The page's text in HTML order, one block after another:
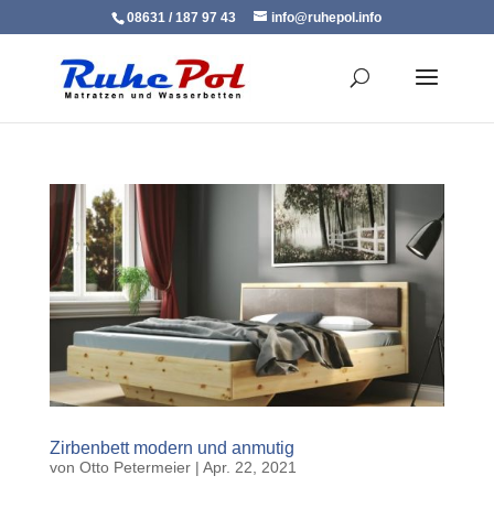
08631 / 187 97 43 info@ruhepol.info
Zirbenbett modern und anmutig
von Otto Petermeier| Apr. 22, 2021